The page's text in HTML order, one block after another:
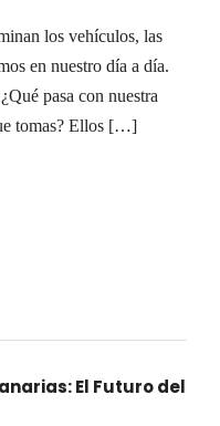
los vehículos, las
en nuestro día a día.
pasa con nuestra
tomas? Ellos […]
El Futuro del